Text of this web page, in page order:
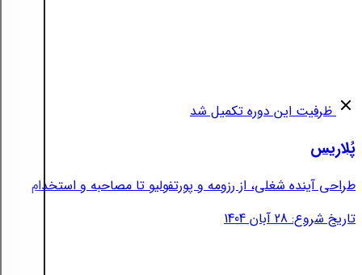
ظرفیت این دوره تکمیل شد
پُلاریس
طراحی آینده شغلی، از رزومه و پورتفولیو تا مصاحبه و استخدام
تاریخ شروع: 28 آبان 1404